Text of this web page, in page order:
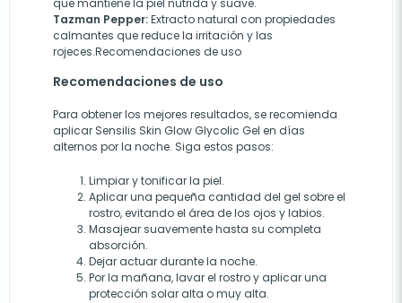
que mantiene la piel nutrida y suave.
Tazman Pepper:Extracto natural con propiedades
calmantes que reduce la irritación y las
rojeces.Recomendaciones de uso
Recomendaciones de uso
Para obtener los mejores resultados, se recomienda
aplicar Sensilis Skin Glow Glycolic Gel en días
alternos por la noche. Siga estos pasos:
Limpiar y tonificar la piel.
Aplicar una pequeña cantidad del gel sobre el
rostro, evitando el área de los ojos y labios.
Masajear suavemente hasta su completa
absorción.
Dejar actuar durante la noche.
Por la mañana, lavar el rostro y aplicar una
protección solar alta o muy alta.